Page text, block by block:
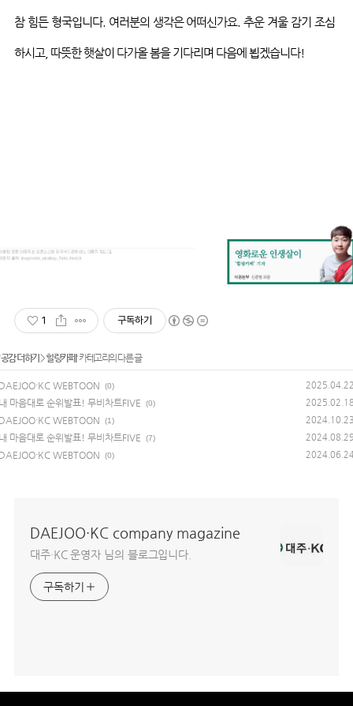
참 힘든 형국입니다. 여러분의 생각은어떠신가요 .추운 겨울 감기 조심
하시고 따뜻한 햇살이 다가올 봄을 기다리며 다음에 뵙겠습니다!
1 구독하기
공감 더하기 >힐링카페 ' 카테고리의 다른 글
WEBTOON (0)
마음대로 순위발표! 무비차트FIVE (0)
WEBTOON (1)
마음대로 순위발표! 무비차트FIVE (7)
WEBTOON (0)
DAEJOO·KC company magazine
대주·KC 운영자 님의 블로그입니다.
구독하기